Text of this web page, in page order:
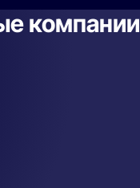
компании